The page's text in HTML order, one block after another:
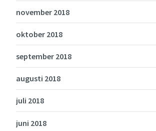
november 2018
oktober 2018
september 2018
augusti 2018
juli 2018
juni 2018